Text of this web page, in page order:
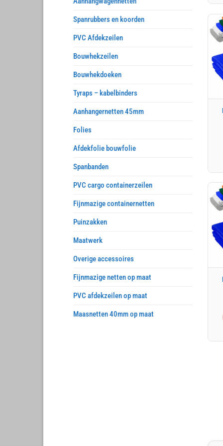
Spanrubbers en koorden
PVC Afdekzeilen
Bouwhekzeilen
Bouwhekdoeken
Tyraps – kabelbinders
Aanhangernetten 45mm
Folies
Afdekfolie bouwfolie
Spanbanden
PVC cargo containerzeilen
Fijnmazige containernetten
Puinzakken
Maatwerk
Overige accessoires
Fijnmazige netten op maat
PVC afdekzeilen op maat
Maasnetten 40mm op maat